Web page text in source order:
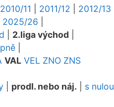
2010/11 2011/12 2012/13
2025/26
2.liga východ
VAL VEL ZNO ZNS
prodl. nebo náj. s nulou